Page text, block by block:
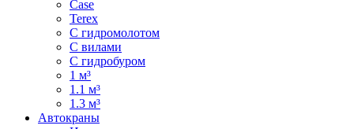
Case
Terex
С гидромолотом
С вилами
С гидробуром
1 м³
1.1 м³
1.3 м³
Автокраны